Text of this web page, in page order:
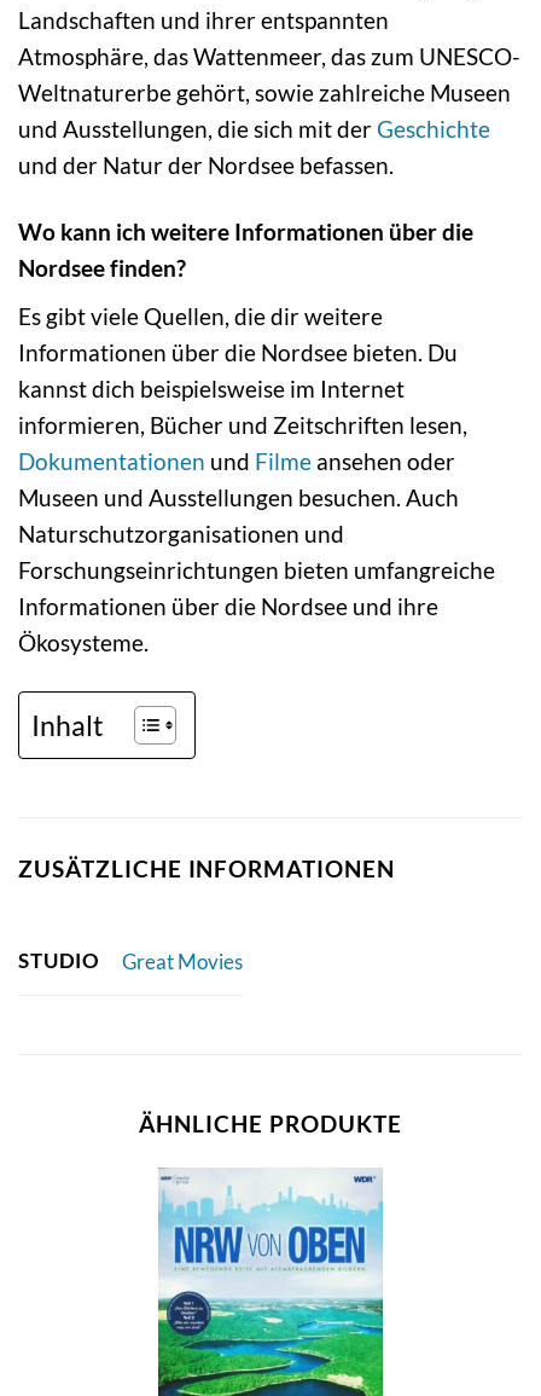
Landschaften und ihrer entspannten
Atmosphäre, das Wattenmeer, das zum UNESCO-
Weltnaturerbe gehört, sowie zahlreiche Museen
und Ausstellungen, die sich mit derGeschichte
und der Natur der Nordsee befassen.
Wo kann ich weitere Informationen über die
Nordsee finden?
Es gibt viele Quellen, die dir weitere
Informationen über die Nordsee bieten. Du
kannst dich beispielsweise im Internet
informieren, Bücher und Zeitschriften lesen,
Dokumentationen und Filme ansehen oder
Museen und Ausstellungen besuchen. Auch
Naturschutzorganisationen und
Forschungseinrichtungen bieten umfangreiche
Informationen über die Nordsee und ihre
Ökosysteme.
Inhalt
ZUSÄTZLICHE INFORMATIONEN
STUDIO Great Movies
ÄHNLICHE PRODUKTE